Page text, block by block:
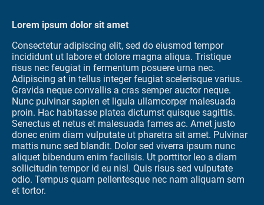
Lorem ipsum dolor sit amet
Consectetur adipiscing elit, sed do eiusmod tempor
incididunt ut labore et dolore magna aliqua. Tristique
risus nec feugiat in fermentum posuere urna nec.
Adipiscing at in tellus integer feugiat scelerisque varius.
Gravida neque convallis a cras semper auctor neque.
Nunc pulvinar sapien et ligula ullamcorper malesuada
proin. Hac habitasse platea dictumst quisque sagittis.
Senectus et netus et malesuada fames ac. Amet justo
donec enim diam vulputate ut pharetra sit amet. Pulvinar
mattis nunc sed blandit. Dolor sed viverra ipsum nunc
aliquet bibendum enim facilisis. Ut porttitor leo a diam
sollicitudin tempor id eu nisl. Quis risus sed vulputate
odio. Tempus quam pellentesque nec nam aliquam sem
et tortor.